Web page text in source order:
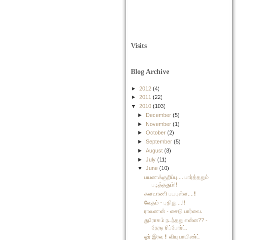
Visits
Blog Archive
► 2012 (4)
► 2011 (22)
▼ 2010 (103)
►
December (5)
►
November (1)
► October (2)
► September (5)
► August (8)
► July (11)
▼ June (10)
பயணக்குறிப்பு.... பார்த்ததும்
படித்ததும்!!
களவாணி பயபுள்ள....!!
வேதம் - புதிது....!!
ராவணன் - சைடு பார்வை.
துரோகம் நடந்தது என்ன?? -
நேரடி ரிப்போர்ட்.
ஓர் இரவு !! வியு பாயிண்ட்